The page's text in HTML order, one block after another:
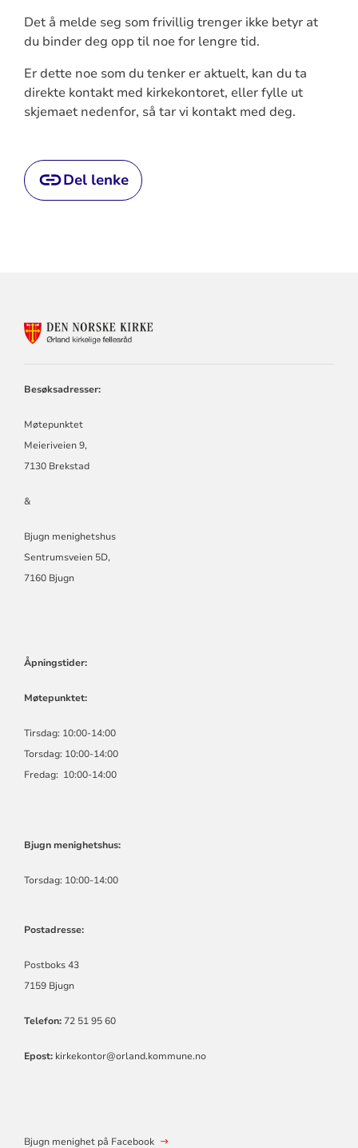
Det å melde seg som frivillig trenger ikke betyr at
du binder deg opp til noe for lengre tid.
Er dette noe som du tenker er aktuelt, kan du ta
direkte kontakt med kirkekontoret, eller fylle ut
skjemaet nedenfor, så tar vi kontakt med deg.
Del lenke
Besøksadresser:
Møtepunktet
Meieriveien 9,
7130 Brekstad
&
Bjugn menighetshus
Sentrumsveien 5D,
7160 Bjugn
Åpningstider:
Møtepunktet:
Tirsdag: 10:00-14:00
Torsdag: 10:00-14:00
Fredag: 10:00-14:00
Bjugn menighetshus:
Torsdag: 10:00-14:00
Postadresse:
Postboks 43
7159 Bjugn
Telefon: 72 51 95 60
Epost: kirkekontor@orland.kommune.no
Bjugn menighet på Facebook